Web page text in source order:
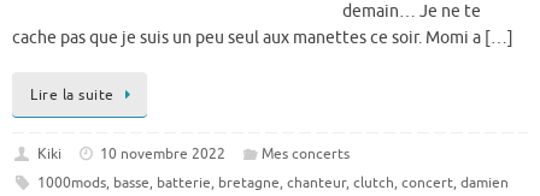
demain… Je ne te
cache pas que je suis un peu seul aux manettes ce soir. Momi a […]
Lire la suite
Kiki 10 novembre 2022
Mes concerts
1000mods, basse, batterie, bretagne, chanteur, clutch, concert, damien